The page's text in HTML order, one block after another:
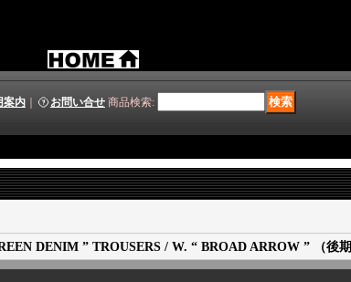
案内 お問い合せ 商品検索:
DENIM ” TROUSERS / W. “ BROAD ARROW ” （後期